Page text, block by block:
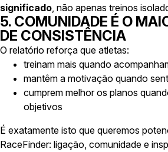
significado, não apenas treinos
5. COMUNIDADE É O
DE CONSISTÊNCIA
O relatório reforça que atletas:
treinam mais quando
mantêm a motivação quando
cumprem melhor os planos
objetivos
É exatamente isto que queremos
RaceFinder: ligação, comunidade e